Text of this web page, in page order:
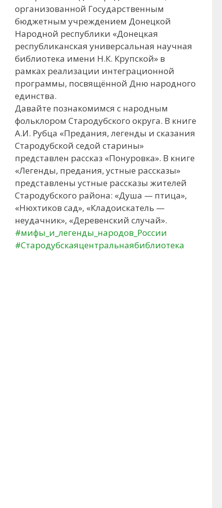
организованной Государственным
бюджетным учреждением Донецкой
Народной республики «Донецкая
республиканская универсальная научная
библиотека имени Н.К. Крупской» в
рамках реализации интеграционной
программы, посвящённой Дню народного
единства.
Давайте познакомимся с народным
фольклором Стародубского округа. В книге
А.И. Рубца «Предания, легенды и сказания
Стародубской седой старины»
представлен рассказ «Понуровка». В книге
«Легенды, предания, устные рассказы»
представлены устные рассказы жителей
Стародубского района: «Душа — птица»,
«Нюхтиков сад», «Кладоискатель —
неудачник», «Деревенский случай».
#мифы_и_легенды_народов_России
#Стародубскаяцентральнаябиблиотека